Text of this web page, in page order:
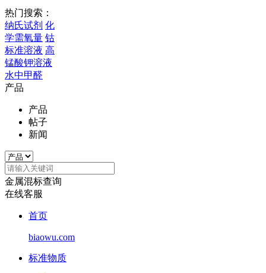
热门搜索：
纳氏试剂 化
学需氧量 钴
标准溶液 高
锰酸钾溶液
水中甲醛
产品
产品
帖子
新闻
金属混标查询
在线客服
首页
biaowu.com
标准物质